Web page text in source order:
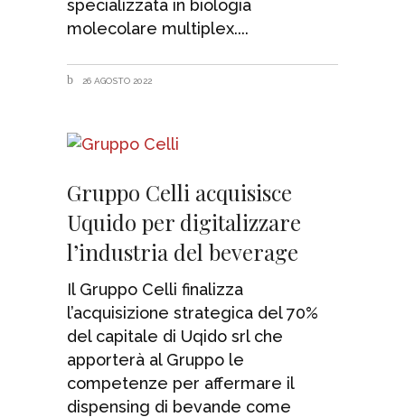
specializzata in biologia
molecolare multiplex.
26 AGOSTO 2022
Gruppo Celli acquisisce
Uquido per digitalizzare
l’industria del beverage
Il Gruppo Celli finalizza
l’acquisizione strategica del 70%
del capitale di Uqido srl che
apporterà al Gruppo le
competenze per affermare il
dispensing di bevande come